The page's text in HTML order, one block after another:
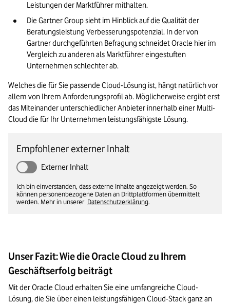
Leistungen der Marktführer mithalten.
Die Gartner Group sieht im Hinblick auf die Qualität der
Beratungsleistung Verbesserungspotenzial. In der von
Gartner durchgeführten Befragung schneidet Oracle hier im
Vergleich zu anderen als Marktführer eingestuften
Unternehmen schlechter ab.
Welches die für Sie passende Cloud-Lösung ist, hängt natürlich vor
allem von Ihrem Anforderungsprofil ab. Möglicherweise ergibt erst
das Miteinander unterschiedlicher Anbieter innerhalb einer Multi-
Cloud die für Ihr Unternehmen leistungsfähigste Lösung.
Empfohlener externer Inhalt
Externer Inhalt
Ich bin einverstanden, dass externe Inhalte angezeigt werden. So
können personenbezogene Daten an Drittplattformen übermittelt
werden. Mehr in unserer Datenschutzerklärung.
Unser Fazit: Wie die Oracle Cloud zu Ihrem
Geschäftserfolg beiträgt
Mit der Oracle Cloud erhalten Sie eine umfangreiche Cloud-
Lösung, die Sie über einen leistungsfähigen Cloud-Stack ganz an